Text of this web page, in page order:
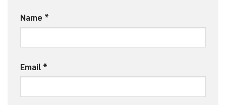
Name *
Email *